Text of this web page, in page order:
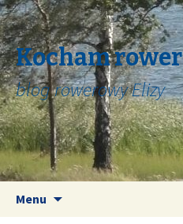
Kocham rower
blog rowerowy Elizy
Menu